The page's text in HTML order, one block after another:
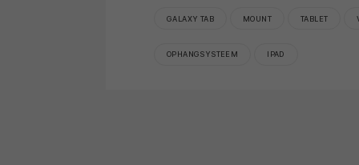
GALAXY TAB MOUNT TABLET
OPHANGSYSTEEM IPAD